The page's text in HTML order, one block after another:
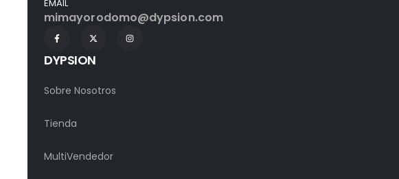
EMAIL
mimayorodomo@dypsion.com
DYPSION
Sobre Nosotros
Tienda
MultiVendedor